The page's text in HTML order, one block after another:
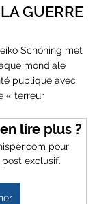
GUERRE
Schöning met
mondiale
publique avec
« terreur
lire plus ?
pour
exclusif.